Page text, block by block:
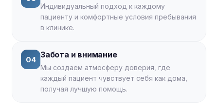
Индивидуальный подход к каждому
пациенту и комфортные условия пребывания
в клинике.
04 Забота и внимание
Мы создаём атмосферу доверия, где
каждый пациент чувствует себя как дома,
получая лучшую помощь.